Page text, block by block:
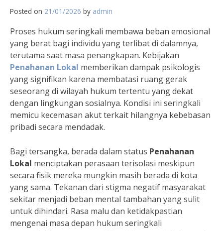
Posted on 21/01/2026 by admin
Proses hukum seringkali membawa beban emosional
yang berat bagi individu yang terlibat di dalamnya,
terutama saat masa penangkapan. Kebijakan
Penahanan Lokal memberikan dampak psikologis
yang signifikan karena membatasi ruang gerak
seseorang di wilayah hukum tertentu yang dekat
dengan lingkungan sosialnya. Kondisi ini seringkali
memicu kecemasan akut terkait hilangnya kebebasan
pribadi secara mendadak.
Bagi tersangka, berada dalam status Penahanan
Lokal menciptakan perasaan terisolasi meskipun
secara fisik mereka mungkin masih berada di kota
yang sama. Tekanan dari stigma negatif masyarakat
sekitar menjadi beban mental tambahan yang sulit
untuk dihindari. Rasa malu dan ketidakpastian
mengenai masa depan hukum seringkali